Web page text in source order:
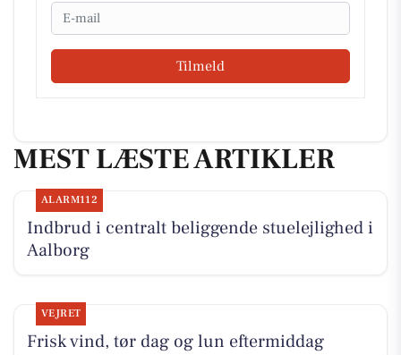
Email
Tilmeld
MEST LÆSTE ARTIKLER
ALARM112
Indbrud i centralt beliggende stuelejlighed i
Aalborg
VEJRET
Frisk vind, tør dag og lun eftermiddag